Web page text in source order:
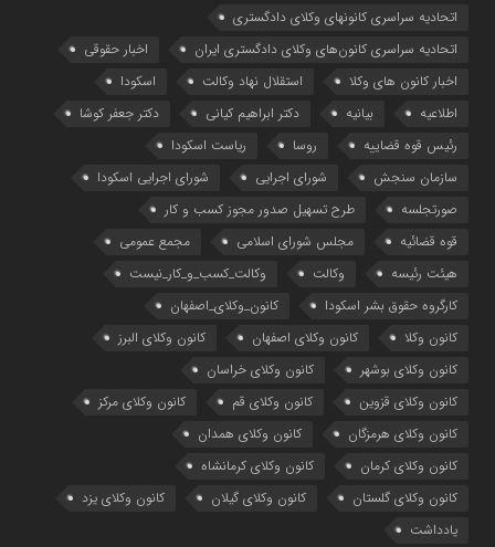
اتحادیه سراسری کانونهای وکلای دادگستری
اتحادیه سراسری کانون‌های وکلای دادگستری ایران
اخبار حقوقی
اخبار کانون های وکلا
استقلال نهاد وکالت
اسکودا
اطلاعیه
بیانیه دکتر ابراهیم کیانی
دکتر جعفر کوشا
رئیس قوه قضاییه
روسا
ریاست اسکودا
سازمان سنجش
شورای اجرایی
شورای اجرایی اسکودا
صورتجلسه
طرح تسهیل صدور مجوز کسب و کار
قوه قضائیه
مجلس شورای اسلامی
مجمع عمومی
هیئت رئیسه
وکالت
وکالت_کسب_و_کار_نیست
کارگروه حقوق بشر اسکودا
کانون_وکلای_اصفهان
کانون وکلا
کانون وکلای اصفهان
کانون وکلای البرز
کانون وکلای بوشهر
کانون وکلای خراسان
کانون وکلای قزوین
کانون وکلای قم
کانون وکلای مرکز
کانون وکلای هرمزگان
کانون وکلای همدان
کانون وکلای کرمان
کانون وکلای کرمانشاه
کانون وکلای گلستان
کانون وکلای گیلان
کانون وکلای یزد
یادداشت